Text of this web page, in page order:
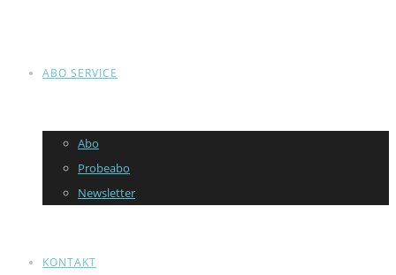
ABO SERVICE
Abo
Probeabo
Newsletter
KONTAKT